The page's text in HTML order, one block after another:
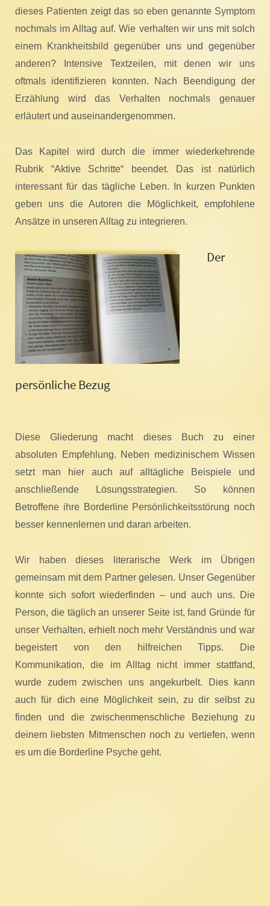
dieses Patienten zeigt das so eben genannte Symptom
nochmals im Alltag auf. Wie verhalten wir uns mit solch
einem Krankheitsbild gegenüber uns und gegenüber
anderen? Intensive Textzeilen, mit denen wir uns
oftmals identifizieren konnten. Nach Beendigung der
Erzählung wird das Verhalten nochmals genauer
erläutert und auseinandergenommen.
Das Kapitel wird durch die immer wiederkehrende
Rubrik “Aktive Schritte“ beendet. Das ist natürlich
interessant für das tägliche Leben. In kurzen Punkten
geben uns die Autoren die Möglichkeit, empfohlene
Ansätze in unseren Alltag zu integrieren.
Der
persönliche Bezug
Diese Gliederung macht dieses Buch zu einer
absoluten Empfehlung. Neben medizinischem Wissen
setzt man hier auch auf alltägliche Beispiele und
anschließende Lösungsstrategien. So können
Betroffene ihre Borderline Persönlichkeitsstörung noch
besser kennenlernen und daran arbeiten.
Wir haben dieses literarische Werk im Übrigen
gemeinsam mit dem Partner gelesen. Unser Gegenüber
konnte sich sofort wiederfinden – und auch uns. Die
Person, die täglich an unserer Seite ist, fand Gründe für
unser Verhalten, erhielt noch mehr Verständnis und war
begeistert von den hilfreichen Tipps. Die
Kommunikation, die im Alltag nicht immer stattfand,
wurde zudem zwischen uns angekurbelt. Dies kann
auch für dich eine Möglichkeit sein, zu dir selbst zu
finden und die zwischenmenschliche Beziehung zu
deinem liebsten Mitmenschen noch zu vertiefen, wenn
es um die Borderline Psyche geht.